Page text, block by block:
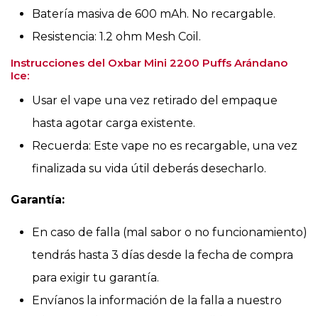
Batería masiva de 600 mAh. No recargable.
Resistencia: 1.2 ohm Mesh Coil.
Instrucciones del Oxbar Mini 2200 Puffs Arándano
Ice:
Usar el vape una vez retirado del empaque
hasta agotar carga existente.
Recuerda: Este vape no es recargable, una vez
finalizada su vida útil deberás desecharlo.
Garantía:
En caso de falla (mal sabor o no funcionamiento)
tendrás hasta 3 días desde la fecha de compra
para exigir tu garantía.
Envíanos la información de la falla a nuestro